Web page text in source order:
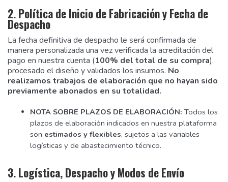
2. Política de Inicio de Fabricación y Fecha de
Despacho
La fecha definitiva de despacho le será confirmada de
manera personalizada una vez verificada la acreditación del
pago en nuestra cuenta (100% del total de su compra),
procesado el diseño y validados los insumos. No
realizamos trabajos de elaboración que no hayan sido
previamente abonados en su totalidad.
NOTA SOBRE PLAZOS DE ELABORACIÓN: Todos los
plazos de elaboración indicados en nuestra plataforma
son estimados y flexibles, sujetos a las variables
logísticas y de abastecimiento técnico.
3. Logística, Despacho y Modos de Envío